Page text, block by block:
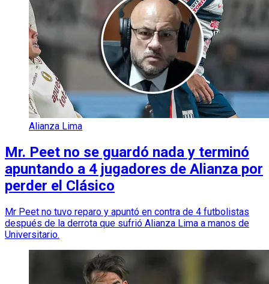
Alianza Lima
Mr. Peet no se guardó nada y terminó
apuntando a 4 jugadores de Alianza por
perder el Clásico
Mr Peet no tuvo reparo y apuntó en contra de 4 futbolistas
después de la derrota que sufrió Alianza Lima a manos de
Universitario.